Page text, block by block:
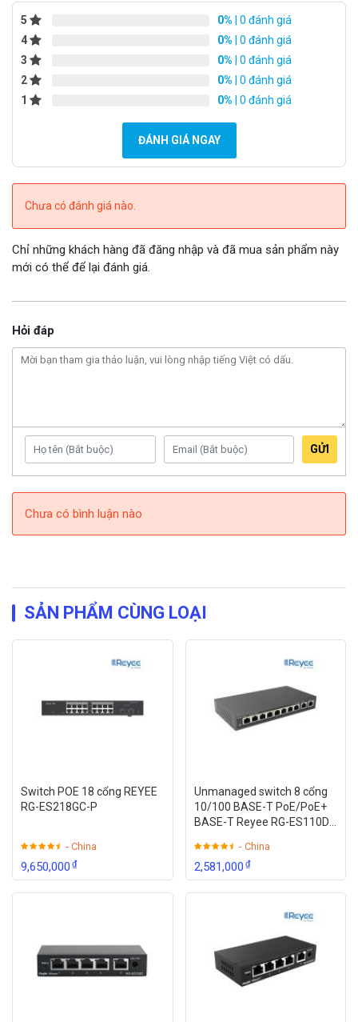
Bộ phát wifi Unifi U6 Lite
cung cấp tốc độ vô tuyến tổng hợp
lên đến 1,5 Gbps với radio 5 GHz (2×2 MU-MIMO và
OFDMA) và 2,4 GHz 2×2 MIMO.
So sánh thông số các AP UniFi WiFi 6
Video hướng dẫn cài đặt UniFi U6-Lite
Lưu ý: Giá sản phẩm có thể thay đổi theo tùy theo thời điểm,
để có báo giá chính xác nhất xin liên hệ phòng kinh doanh
Huế camera
để có giá tốt nhất tại thời điểm
5 0% | 0 đánh giá
4
0% | 0 đánh giá
3
0% | 0 đánh giá
2
0% | 0 đánh giá
1
0% | 0 đánh giá
ĐÁNH GIÁ NGAY
Chưa có đánh giá nào.
Chỉ những khách hàng đã đăng nhập và đã mua sản phẩm này
mới có thể để lại đánh giá.
Hỏi đáp
GỬI
Chưa có bình luận nào
SẢN PHẨM CÙNG LOẠI
Switch POE 18 cổng REYEE
RG-ES218GC-P
- China
9,650,000₫
Unmanaged switch 8 cổng
10/100 BASE-T PoE/PoE+
BASE-T Reyee RG-ES110D-
- China
2,581,000₫